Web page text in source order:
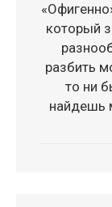
который
разбить
то ни
найдешь